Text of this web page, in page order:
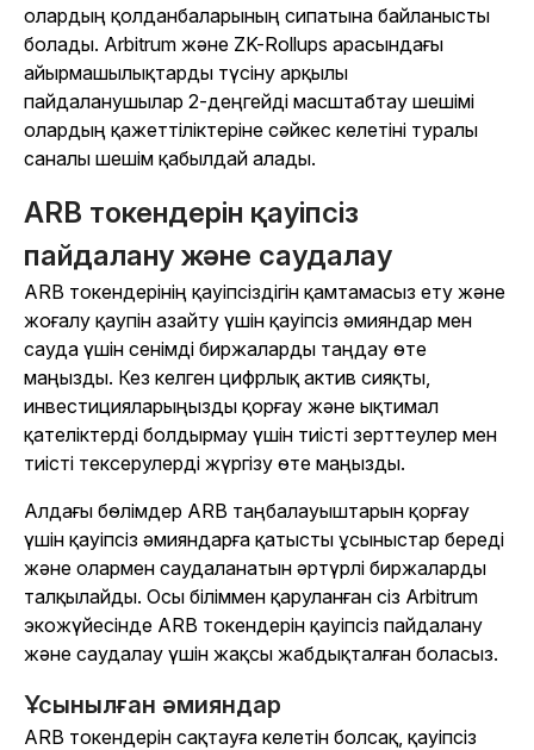
олардың қолданбаларының сипатына байланысты
болады. Arbitrum және ZK-Rollups арасындағы
айырмашылықтарды түсіну арқылы
пайдаланушылар 2-деңгейді масштабтау шешімі
олардың қажеттіліктеріне сәйкес келетіні туралы
саналы шешім қабылдай алады.
ARB токендерін қауіпсіз
пайдалану және саудалау
ARB токендерінің қауіпсіздігін қамтамасыз ету және
жоғалу қаупін азайту үшін қауіпсіз әмияндар мен
сауда үшін сенімді биржаларды таңдау өте
маңызды. Кез келген цифрлық актив сияқты,
инвестицияларыңызды қорғау және ықтимал
қателіктерді болдырмау үшін тиісті зерттеулер мен
тиісті тексерулерді жүргізу өте маңызды.
Алдағы бөлімдер ARB таңбалауыштарын қорғау
үшін қауіпсіз әмияндарға қатысты ұсыныстар береді
және олармен саудаланатын әртүрлі биржаларды
талқылайды. Осы біліммен қаруланған сіз Arbitrum
экожүйесінде ARB токендерін қауіпсіз пайдалану
және саудалау үшін жақсы жабдықталған боласыз.
Ұсынылған әмияндар
ARB токендерін сақтауға келетін болсақ, қауіпсіз